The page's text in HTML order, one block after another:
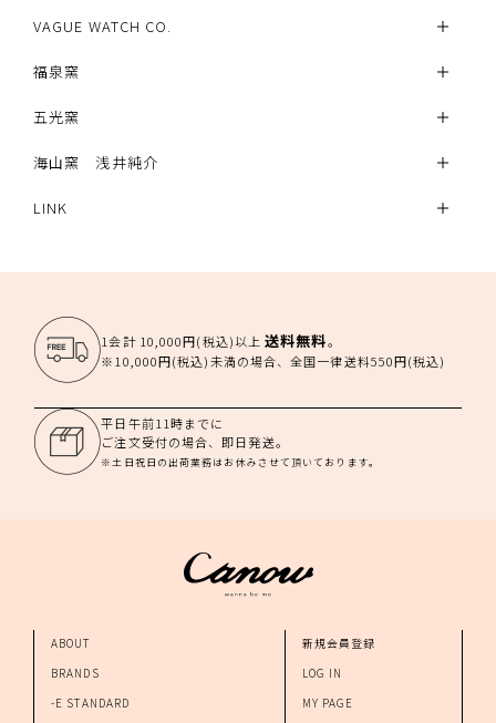
VAGUE WATCH CO.
福泉窯
五光窯
海山窯 浅井純介
LINK
1会計 10,000円(税込)以上送料無料。
※10,000円(税込)未満の場合、全国一律送料550円(税込)
平日午前11時までに
ご注文受付の場合、即日発送。
※土日祝日の出荷業務はお休みさせて頂いております。
ABOUT
BRANDS
-E STANDARD
新規会員登録
LOG IN
MY PAGE